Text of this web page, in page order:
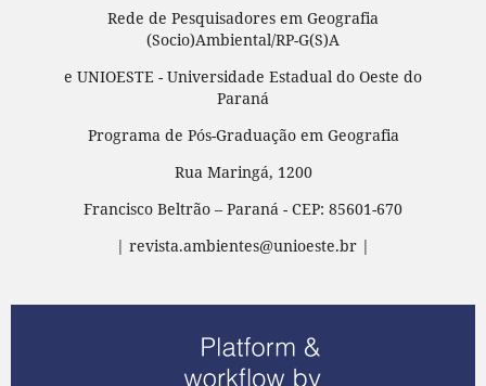
Rede de Pesquisadores em Geografia
(Socio)Ambiental/RP-G(S)A
e UNIOESTE - Universidade Estadual do Oeste do
Paraná
Programa de Pós-Graduação em Geografia
Rua Maringá, 1200
Francisco Beltrão – Paraná - CEP: 85601-670
| revista.ambientes@unioeste.br |